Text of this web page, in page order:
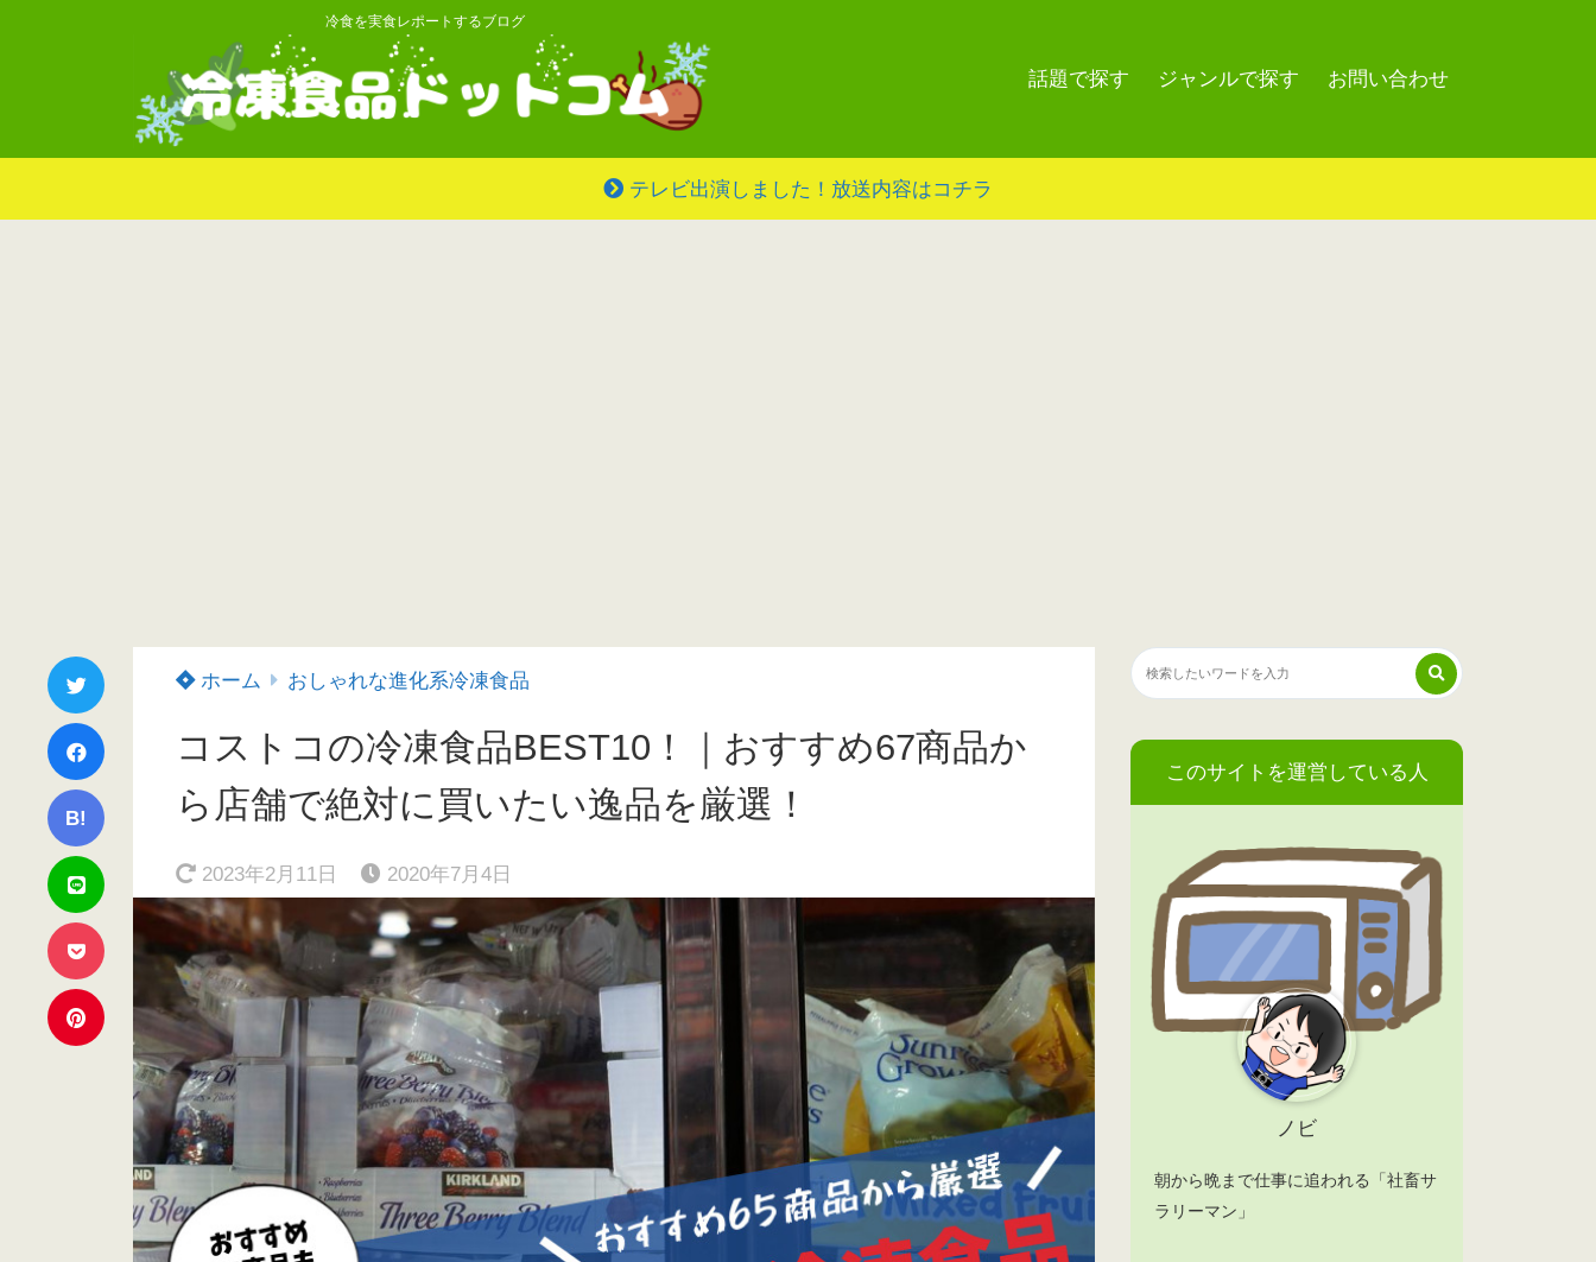
冷食を実食レポートするブログ
話題で探す ジャンルで探す お問い合わせ
テレビ出演しました！放送内容はコチラ
B!
ホーム おしゃれな進化系冷凍食品
コストコの冷凍食品BEST10！｜おすすめ67商品か
ら店舗で絶対に買いたい逸品を厳選！
2023年2月11日 2020年7月4日
このサイトを運営している人
ノビ
朝から晩まで仕事に追われる「社畜サ
ラリーマン」